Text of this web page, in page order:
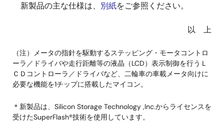
新製品の主な仕様は、 別紙をご参照ください。
以 上
（注）メータの指針を駆動するステッピング・モータコントロ
ーラ／ドライバや走行距離等の液晶（LCD）表示制御を行うＬ
ＣＤコントローラ／ドライバなど、二輪車の車載メータ向けに
必要な機能を1チップに搭載したマイコン。
＊新製品は、Silicon Storage Technology ,Inc.からライセンスを
受けたSuperFlash®技術を使用しています。